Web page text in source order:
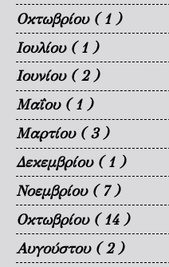
Οκτωβρίου ( 1 )
Ιουλίου ( 1 )
Ιουνίου ( 2 )
Μαΐου ( 1 )
Μαρτίου ( 3 )
Δεκεμβρίου ( 1 )
Νοεμβρίου ( 7 )
Οκτωβρίου ( 14 )
Αυγούστου ( 2 )